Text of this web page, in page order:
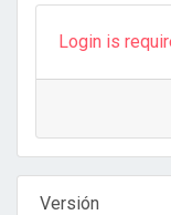
Login is
Versión